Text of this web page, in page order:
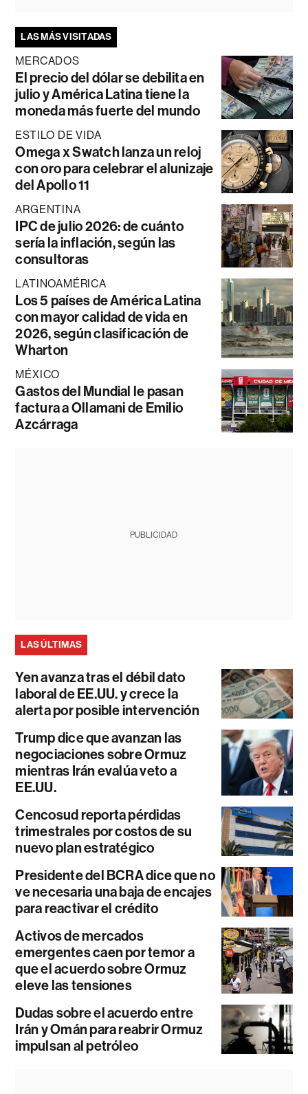
LAS MÁS VISITADAS
MERCADOS
El precio del dólar se debilita en
julio y América Latina tiene la
moneda más fuerte del mundo
ESTILO DE VIDA
Omega x Swatch lanza un reloj
con oro para celebrar el alunizaje
del Apollo 11
ARGENTINA
IPC de julio 2026: de cuánto
sería la inflación, según las
consultoras
LATINOAMÉRICA
Los 5 países de América Latina
con mayor calidad de vida en
2026, según clasificación de
Wharton
MÉXICO
Gastos del Mundial le pasan
factura a Ollamani de Emilio
Azcárraga
PUBLICIDAD
LAS ÚLTIMAS
Yen avanza tras el débil dato
laboral de EE.UU. y crece la
alerta por posible intervención
Trump dice que avanzan las
negociaciones sobre Ormuz
mientras Irán evalúa veto a
EE.UU.
Cencosud reporta pérdidas
trimestrales por costos de su
nuevo plan estratégico
Presidente del BCRA dice que no
ve necesaria una baja de encajes
para reactivar el crédito
Activos de mercados
emergentes caen por temor a
que el acuerdo sobre Ormuz
eleve las tensiones
Dudas sobre el acuerdo entre
Irán y Omán para reabrir Ormuz
impulsan al petróleo